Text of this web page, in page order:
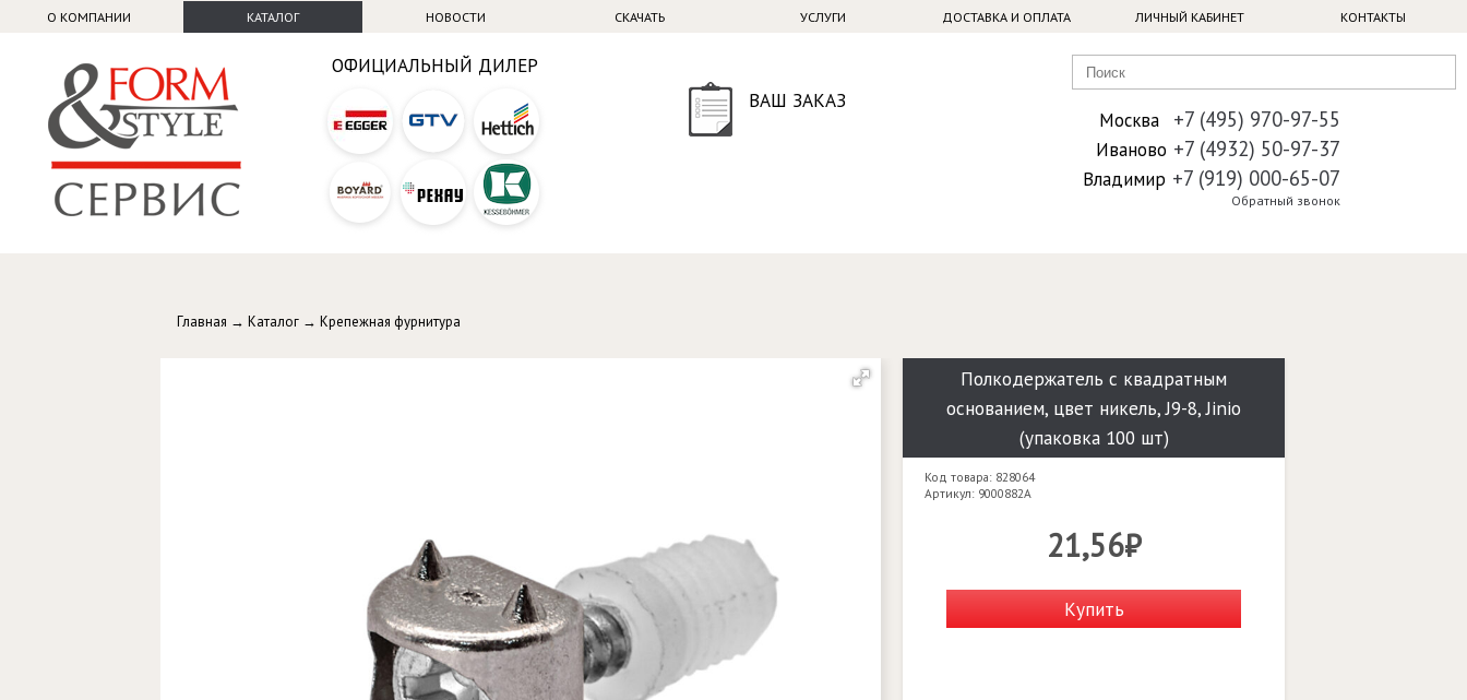
О КОМПАНИИ КАТАЛОГ НОВОСТИ СКАЧАТЬ УСЛУГИ ДОСТАВКА И ОПЛАТА ЛИЧНЫЙ КАБИНЕТ КОНТАКТЫ
ОФИЦИАЛЬНЫЙ ДИЛЕР
ВАШ ЗАКАЗ
Москва +7 (495) 970-97-55
Иваново +7 (4932) 50-97-37
Владимир +7 (919) 000-65-07
Обратный звонок
Главная → Каталог → Крепежная фурнитура
Полкодержатель с квадратным
основанием, цвет никель, J9-8, Jinio
(упаковка 100 шт)
Код товара: 828064
Артикул: 9000882A
21,56₽
Купить